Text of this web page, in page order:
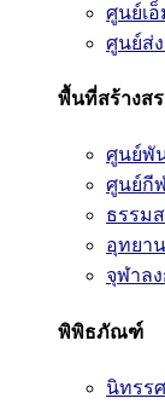
ศูนย์เอ็
ศูนย์ส่
พื้นที่สร้างส
ศูนย์พั
ศูนย์กี
ธรรม
อุทยา
จุฬาล
พิพิธภัณฑ์
นิทรร